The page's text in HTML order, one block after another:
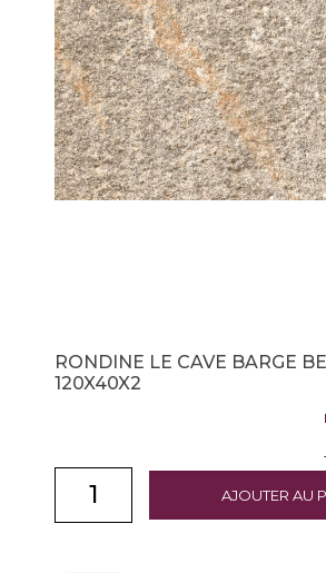
RONDINE LE CAVE BARGE
120X40X2
AJOUTER AU